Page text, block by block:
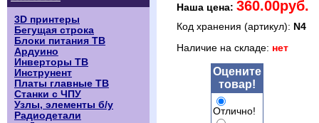
3D принтеры
Бегущая строка
Блоки питания ТВ
Ардуино
Инверторы ТВ
Инструнент
Платы главные ТВ
Станки с ЧПУ
Узлы, элементы б/у
Радиодетали
Наша цена: 360.00руб.
Код хранения (артикул): N4
Наличие на складе: нет
Оцените
товар!
Отлично!